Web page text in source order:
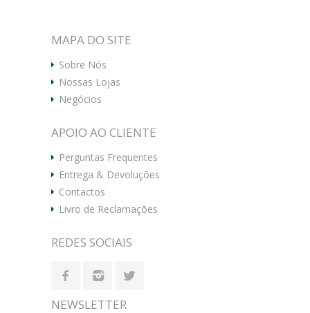
MAPA DO SITE
Sobre Nós
Nossas Lojas
Negócios
APOIO AO CLIENTE
Perguntas Frequentes
Entrega & Devoluções
Contactos
Livro de Reclamações
REDES SOCIAIS
NEWSLETTER